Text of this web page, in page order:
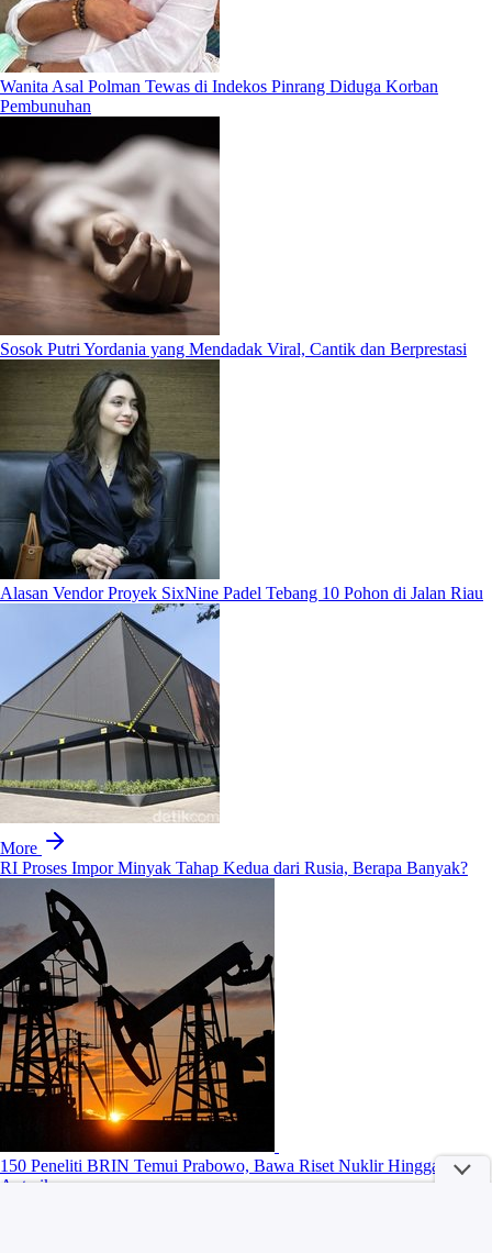
Wanita Asal Polman Tewas di Indekos Pinrang Diduga Korban
Pembunuhan
Sosok Putri Yordania yang Mendadak Viral, Cantik dan Berprestasi
Alasan Vendor Proyek SixNine Padel Tebang 10 Pohon di Jalan Riau
More
RI Proses Impor Minyak Tahap Kedua dari Rusia, Berapa Banyak?
150 Peneliti BRIN Temui Prabowo, Bawa Riset Nuklir Hingga
Antariksa